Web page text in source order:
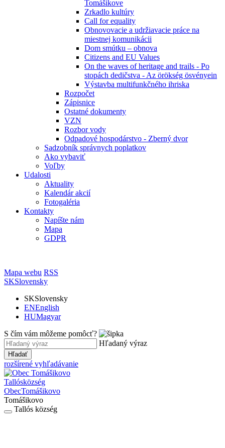
Tomášikove
Zrkadlo kultúry
Call for equality
Obnovovacie a udržiavacie práce na
miestnej komunikácii
Dom smútku – obnova
Citizens and EU Values
On the waves of heritage and trails - Po
stopách dedičstva - Az örökség ösvényein
Výstavba multifunkčného ihriska
Rozpočet
Zápisnice
Ostatné dokumenty
VZN
Rozbor vody
Odpadové hospodárstvo - Zberný dvor
Sadzobník správnych poplatkov
Ako vybaviť
Voľby
Udalosti
Aktuality
Kalendár akcií
Fotogaléria
Kontakty
Napíšte nám
Mapa
GDPR
Mapa webu RSS
SKSlovensky
SKSlovensky
ENEnglish
HUMagyar
S čím vám môžeme pomôcť?
Hľadaný výraz
Hľadať
rozšírené vyhľadávanie
Tallósközség
ObecTomášikovo
Tomášikovo
Tallós község